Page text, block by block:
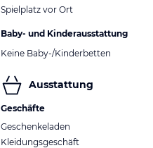
Spielplatz vor Ort
Baby- und Kinderausstattung
Keine Baby-/Kinderbetten
Ausstattung
Geschäfte
Geschenkeladen
Kleidungsgeschäft